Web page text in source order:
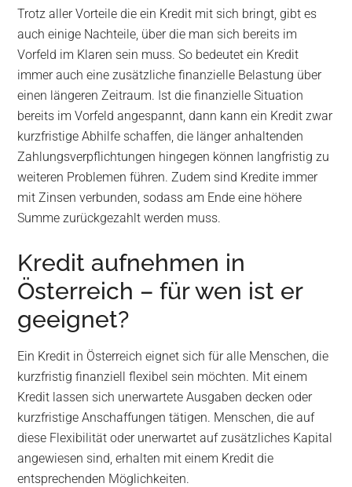
Trotz aller Vorteile die ein Kredit mit sich bringt, gibt es
auch einige Nachteile, über die man sich bereits im
Vorfeld im Klaren sein muss. So bedeutet ein Kredit
immer auch eine zusätzliche finanzielle Belastung über
einen längeren Zeitraum. Ist die finanzielle Situation
bereits im Vorfeld angespannt, dann kann ein Kredit zwar
kurzfristige Abhilfe schaffen, die länger anhaltenden
Zahlungsverpflichtungen hingegen können langfristig zu
weiteren Problemen führen. Zudem sind Kredite immer
mit Zinsen verbunden, sodass am Ende eine höhere
Summe zurückgezahlt werden muss.
Kredit aufnehmen in
Österreich – für wen ist er
geeignet?
Ein Kredit in Österreich eignet sich für alle Menschen, die
kurzfristig finanziell flexibel sein möchten. Mit einem
Kredit lassen sich unerwartete Ausgaben decken oder
kurzfristige Anschaffungen tätigen. Menschen, die auf
diese Flexibilität oder unerwartet auf zusätzliches Kapital
angewiesen sind, erhalten mit einem Kredit die
entsprechenden Möglichkeiten.